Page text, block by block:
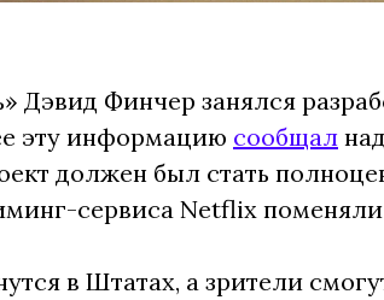
Дэвид Финчер занялся
эту информацию сообщал
должен был стать
сервиса Netflix
в Штатах, а зрители